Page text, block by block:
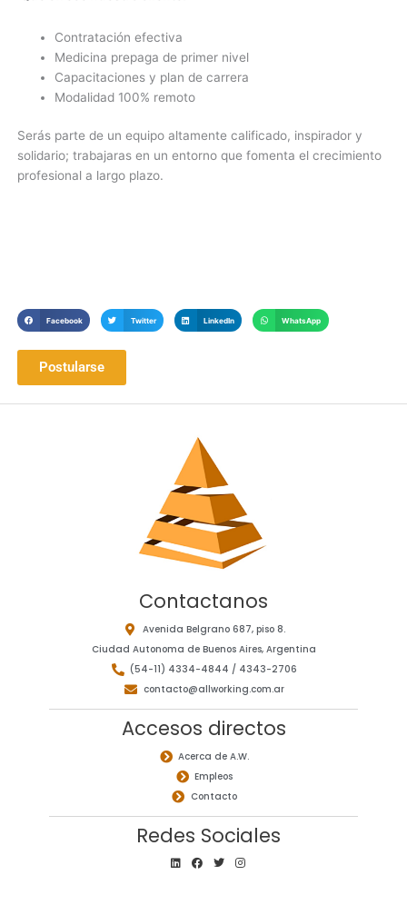
Contratación efectiva
Medicina prepaga de primer nivel
Capacitaciones y plan de carrera
Modalidad 100% remoto
Serás parte de un equipo altamente calificado, inspirador y
solidario; trabajaras en un entorno que fomenta el crecimiento
profesional a largo plazo.
Facebook Twitter LinkedIn WhatsApp
Postularse
Contactanos
Avenida Belgrano 687, piso 8.
Ciudad Autonoma de Buenos Aires, Argentina
(54-11) 4334-4844 / 4343-2706
contacto@allworking.com.ar
Accesos directos
Acerca de A.W.
Empleos
Contacto
Redes Sociales
L
i
F
a
T
w
I
n